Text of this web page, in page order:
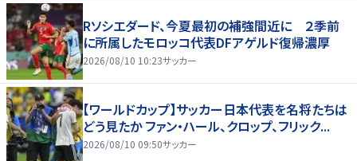
Rソシエダード、今夏最初の補強間近に ２季前
に所属したモロッコ代表DFアゲルド復帰濃厚
2026/08/10 10:23サッカー
【ワールドカップ】サッカー日本代表を名将たちは
どう見たか ファン・ハール、クロップ、フリック...
2026/08/10 09:50サッカー